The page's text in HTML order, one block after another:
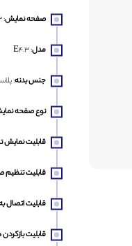
صفحه نمایش: 4.3 اینچ
مدل: E4.3
جنس بدنه:
نوع صفحه
قابلیت نمایش
قابلیت تنظیم
قابلیت اتصال
قابلیت